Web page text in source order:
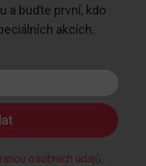
a buďte první, kdo
akcích.
osobních údajů.